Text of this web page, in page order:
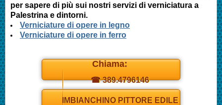
per sapere di più sui nostri servizi di verniciatura a
Palestrina e dintorni.
Verniciature di opere in legno
Verniciature di opere in ferro
Chiama:
☎ 389.4796146
Daniel
IMBIANCHINO PITTORE EDILE